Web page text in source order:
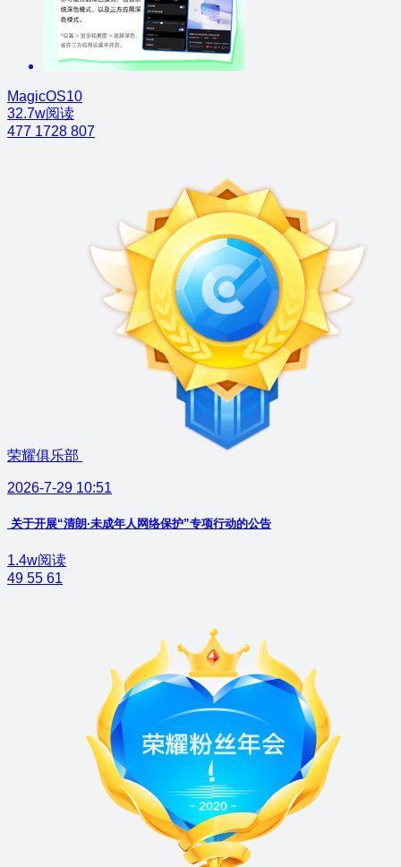
MagicOS10
32.7w阅读
477 1728 807
荣耀俱乐部
2026-7-29 10:51
关于开展“清朗·未成年人网络保护”专项行动的公告
1.4w阅读
49 55 61